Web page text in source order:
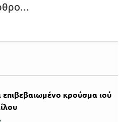
κρούσμα ιού